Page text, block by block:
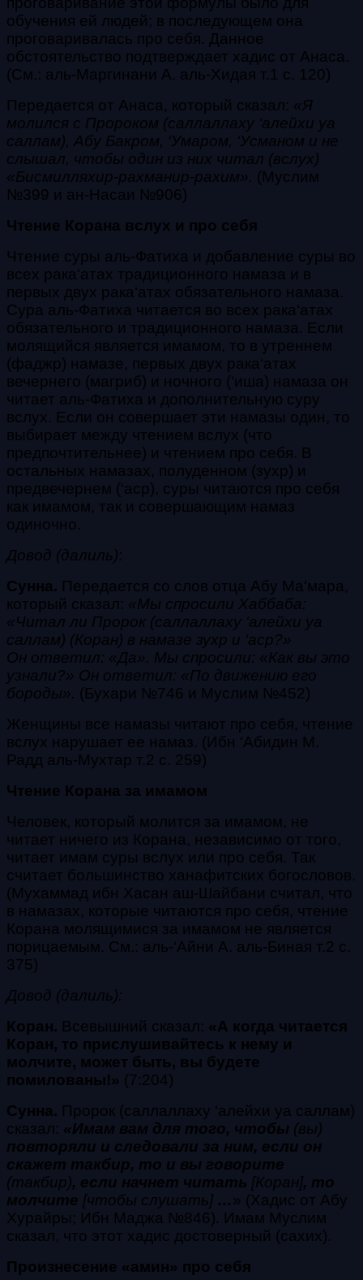
обучения ей людей; в последующем она
проговаривалась про себя. Данное
обстоятельство подтверждает хадис от Анаса.
(См.: аль-Маргинани А. аль-Хидая т.1 с. 120)
Передается от Анаса, который сказал: «Я
молился с Пророком (саллаллаху ‘алейхи уа
саллам), Абу Бакром, ‘Умаром, ‘Усманом и не
слышал, чтобы один из них читал (вслух)
«Бисмилляхир-рахманир-рахим». (Муслим
№399 и ан-Насаи №906)
Чтение Корана вслух и про себя
Чтение суры аль-Фатиха и добавление суры во
всех рака‘атах традиционного намаза и в
первых двух рака‘атах обязательного намаза.
Сура аль-Фатиха читается во всех рака‘атах
обязательного и традиционного намаза. Если
молящийся является имамом, то в утреннем
(фаджр) намазе, первых двух рака‘атах
вечернего (магриб) и ночного (‘иша) намаза он
читает аль-Фатиха и дополнительную суру
вслух. Если он совершает эти намазы один, то
выбирает между чтением вслух (что
предпочтительнее) и чтением про себя. В
остальных намазах, полуденном (зухр) и
предвечернем (‘аср), суры читаются про себя
как имамом, так и совершающим намаз
одиночно.
Довод (далиль):
Сунна. Передается со слов отца Абу Ма‘мара,
который сказал: «Мы спросили Хаббаба:
«Читал ли Пророк (саллаллаху ‘алейхи уа
саллам) (Коран) в намазе зухр и ‘аср?»
Он ответил: «Да». Мы спросили: «Как вы это
узнали?» Он ответил: «По движению его
бороды». (Бухари №746 и Муслим №452)
Женщины все намазы читают про себя, чтение
вслух нарушает ее намаз. (Ибн ‘Абидин М.
Радд аль-Мухтар т.2 с. 259)
Чтение Корана за имамом
Человек, который молится за имамом, не
читает ничего из Корана, независимо от того,
читает имам суры вслух или про себя. Так
считает большинство ханафитских богословов.
(Мухаммад ибн Хасан аш-Шайбани считал, что
в намазах, которые читаются про себя, чтение
Корана молящимися за имамом не является
порицаемым. См.: аль-‘Айни А. аль-Биная т.2 с.
375)
Довод (далиль):
Коран. Всевышний сказал: «А когда читается
Коран, то прислушивайтесь к нему и
молчите, может быть, вы будете
помилованы!» (7:204)
Сунна. Пророк (саллаллаху ‘алейхи уа саллам)
сказал: «Имам вам для того, чтобы (вы)
повторяли и следовали за ним, если он
скажет такбир, то и вы говорите
(такбир), если начнет читать [Коран], то
молчите [чтобы слушать] …» (Хадис от Абу
Хурайры; Ибн Маджа №846). Имам Муслим
сказал, что этот хадис достоверный (сахих).
Произнесение «амин» про себя